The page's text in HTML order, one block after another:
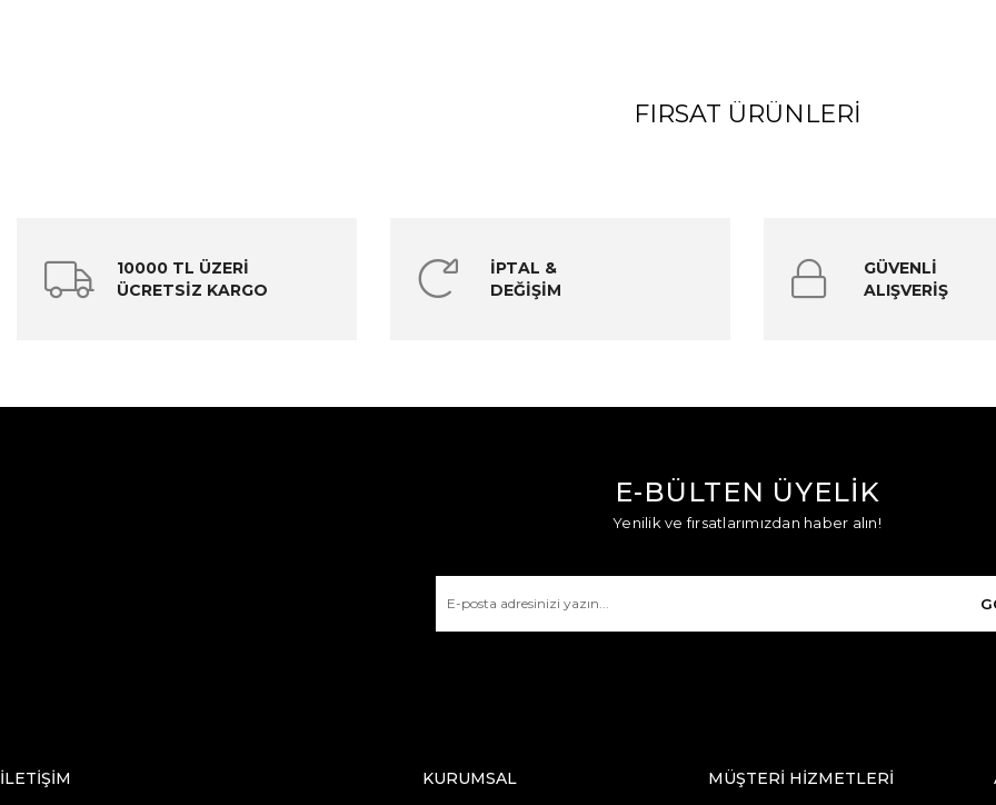
FIRSAT ÜRÜNLERI
10000 TL ÜZERİ
ÜCRETSİZ KARGO
İPTAL &
DEĞİŞİM
GÜVENLİ
ALIŞVERİŞ
E-BÜLTEN ÜYELİK
Yenilik ve fırsatlarımızdan haber alın!
İLETİŞİM KURUMSAL MÜŞTERİ HİZMETLERİ